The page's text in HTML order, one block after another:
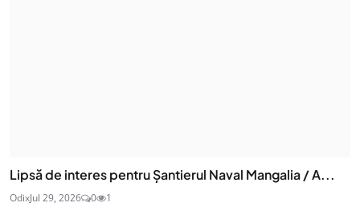
Lipsă de interes pentru Șantierul Naval Mangalia / A...
OdixJul 29, 2026 0 1